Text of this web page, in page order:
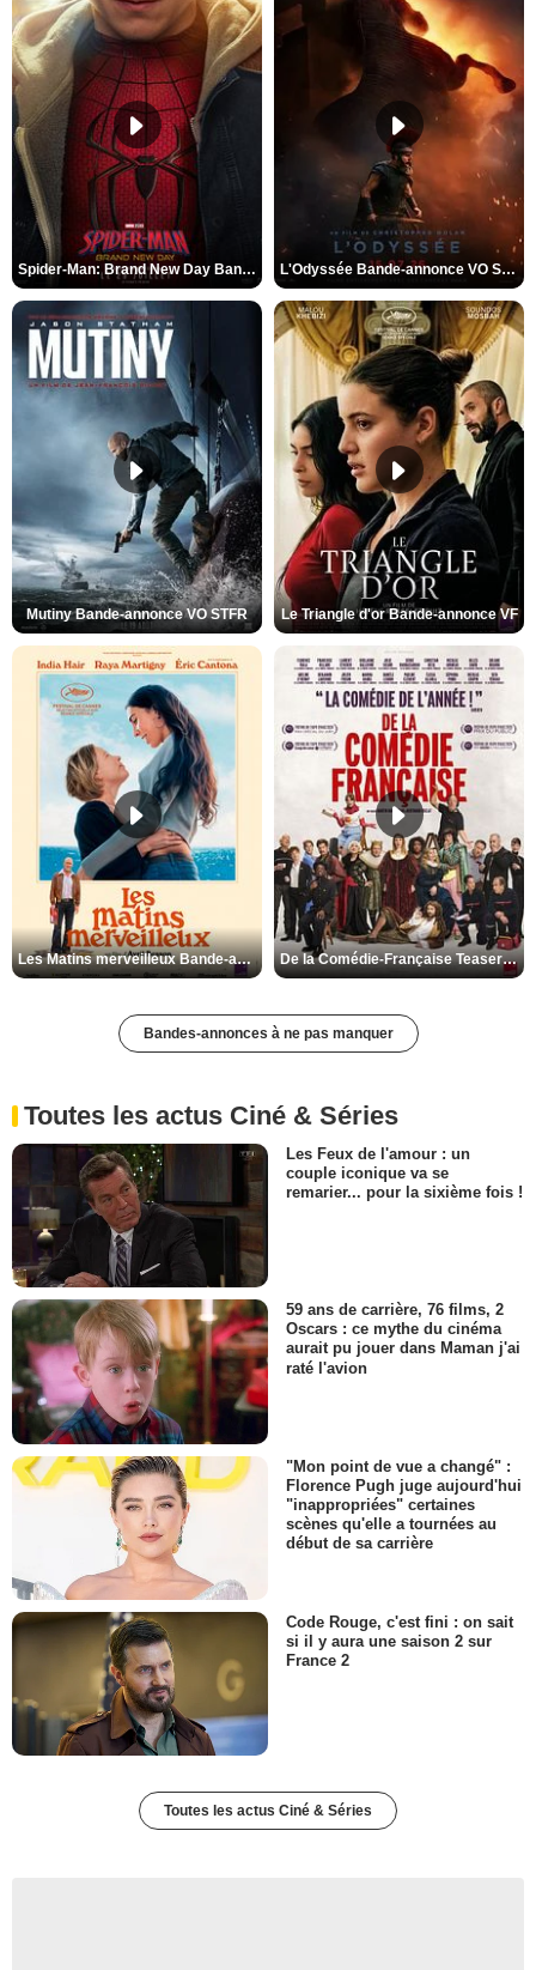
Spider-Man: Brand New Day Bande-annonce VO STFR L'Odyssée Bande-annonce VO STFR
Mutiny Bande-annonce VO STFR Le Triangle d'or Bande-annonce VF
Les Matins merveilleux Bande-annonce VF De la Comédie-Française Teaser VF
Bandes-annonces à ne pas manquer
Toutes les actus Ciné & Séries
Les Feux de l'amour : un
couple iconique va se
remarier... pour la sixième fois !
59 ans de carrière, 76 films, 2
Oscars : ce mythe du cinéma
aurait pu jouer dans Maman j'ai
raté l'avion
"Mon point de vue a changé" :
Florence Pugh juge aujourd'hui
"inappropriées" certaines
scènes qu'elle a tournées au
début de sa carrière
Code Rouge, c'est fini : on sait
si il y aura une saison 2 sur
France 2
Toutes les actus Ciné & Séries